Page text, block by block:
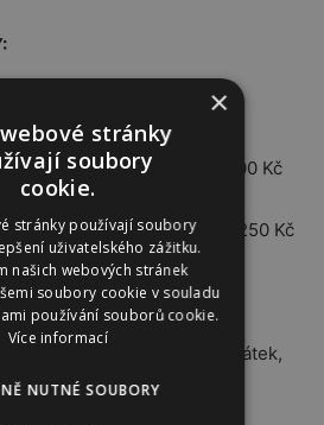
(lekcích) stojí v průměru 3000 Kč
flamenco škol činí okolo 250 Kč
posléze kastaněty a vějíř, šátek,
×
stránky
soubory
cookie.
stránky používají soubory
uživatelského zážitku.
našich webových stránek
soubory cookie v souladu
používání souborů cookie.
Více informací
NUTNÉ SOUBORY